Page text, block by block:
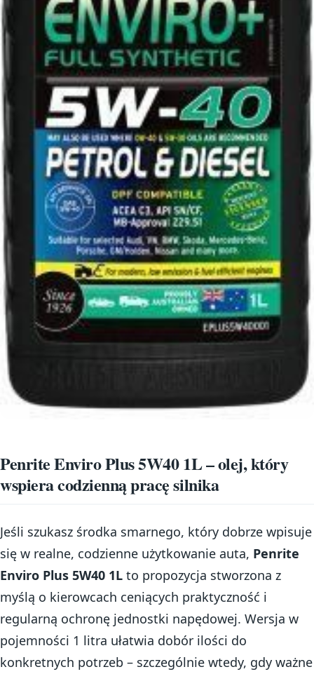
Penrite Enviro Plus 5W40 1L – olej, który
wspiera codzienną pracę silnika
Jeśli szukasz środka smarnego, który dobrze wpisuje
się w realne, codzienne użytkowanie auta, Penrite
Enviro Plus 5W40 1L to propozycja stworzona z
myślą o kierowcach ceniących praktyczność i
regularną ochronę jednostki napędowej. Wersja w
pojemności 1 litra ułatwia dobór ilości do
konkretnych potrzeb – szczególnie wtedy, gdy ważne